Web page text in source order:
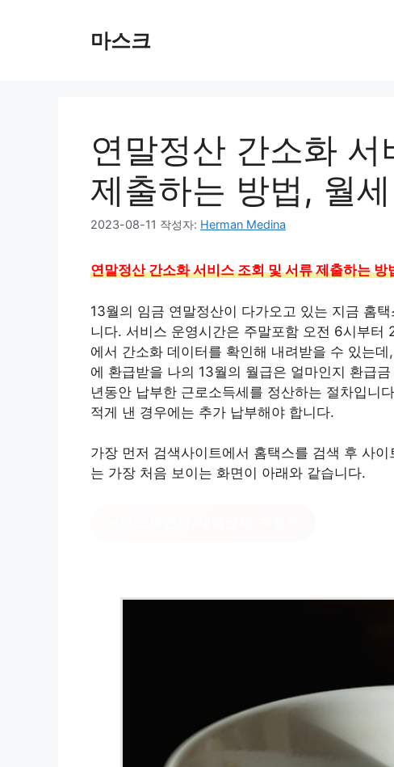
마스크
연말정산 간소화
제출하는 방법, 월
2023-08-11 작성자: Herman Medina
연말정산 간소화 서비스 조회 및 서류 제출하는 방
13월의 임금 연말정산이 다가오고 있는 지금 홈
니다. 서비스 운영시간은 주말포함 오전 6시부
에서 간소화 데이터를 확인해 내려받을 수 있는
에 환급받을 나의 13월의 월급은 얼마인지 환급
년동안 납부한 근로소득세를 정산하는 절차입니
적게 낸 경우에는 추가 납부해야 합니다.
가장 먼저 검색사이트에서 홈택스를 검색 후 사
는 가장 처음 보이는 화면이 아래와 같습니다.